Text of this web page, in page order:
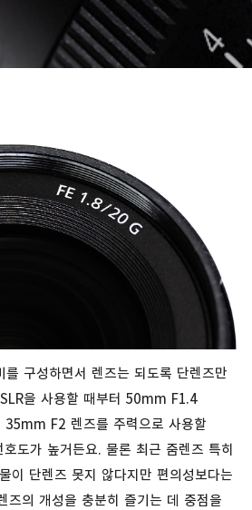
를 구성하면서 렌즈는 되도록 단렌즈만
을 사용할 때부터 50mm F1.4
35mm F2 렌즈를 주력으로 사용할
도가 높거든요. 물론 최근 줌렌즈 특히
이 단렌즈 못지 않다지만 편의성보다는
즈의 개성을 충분히 즐기는 데 중점을